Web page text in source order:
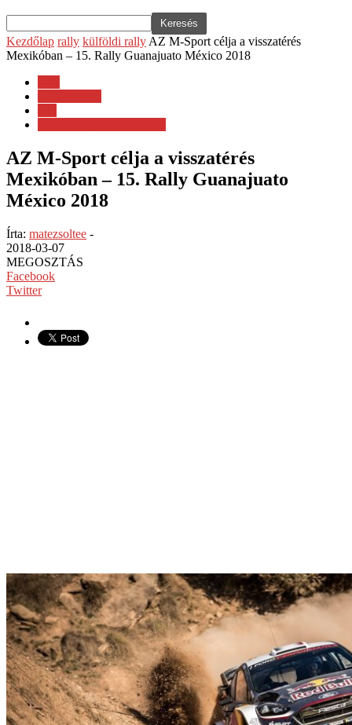
Kezdőlap rally külföldi rally AZ M-Sport célja a visszatérés
Mexikóban – 15. Rally Guanajuato México 2018
AZ M-Sport célja a visszatérés
Mexikóban – 15. Rally Guanajuato
México 2018
Írta: matezsoltee -
2018-03-07
MEGOSZTÁS
Facebook
Twitter